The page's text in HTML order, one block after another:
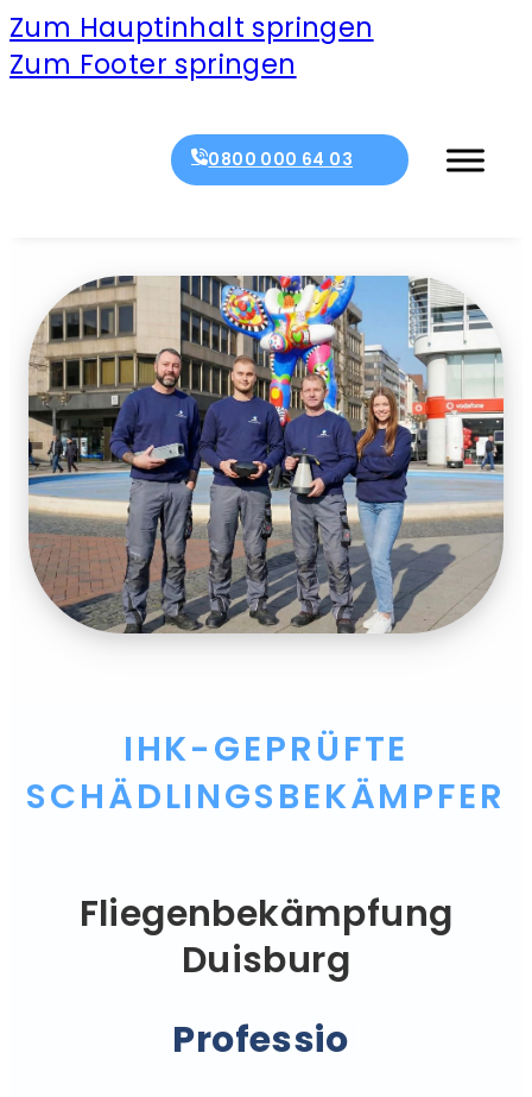
Zum Hauptinhalt springen
Zum Footer springen
0800 000 64 03
IHK-GEPRÜFTE
SCHÄDLINGSBEKÄMPFER
Fliegenbekämpfung
Duisburg
Professionell.